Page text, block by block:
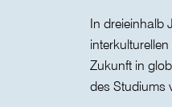
In dreieinhalb
Zukunft in
des Studiums